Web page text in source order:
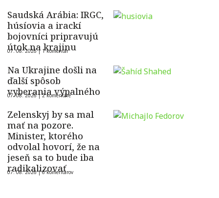
Saudská Arábia: IRGC,
húsíovia a irackí
bojovníci pripravujú
útok na krajinu
07. 08. 2026 | 1 komentár
Na Ukrajine došli na
ďalší spôsob
vyberania výpalného
07. 08. 2026 |2 komentáre
Zelenskyj by sa mal
mať na pozore.
Minister, ktorého
odvolal hovorí, že na
jeseň sa to bude iba
radikalizovať
07. 08. 2026 |6 komentárov